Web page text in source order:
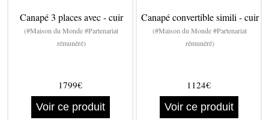
Canapé 3 places avec - cuir
(#Maison du Monde #Partenariat
rémunéré)
1799€
Voir ce produit
Canapé convertible simili - cuir
(#Maison du Monde #Partenariat
rémunéré)
1124€
Voir ce produit